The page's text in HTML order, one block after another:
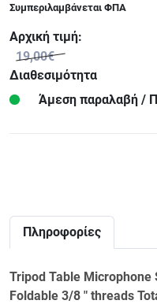
Συμπεριλαμβάνεται ΦΠΑ
Αρχική τιμή:
19,00€
Διαθεσιμότητα
Άμεση παραλαβή /
Πληροφορίες
Tripod Table Microphone
Foldable 3/8 " threads